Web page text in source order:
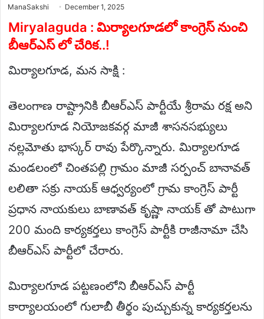
ManaSakshi Send
email
December 1, 2025
Miryalaguda : మిర్యాలగూడలో కాంగ్రెస్ నుంచి
బీఆర్ఎస్ లో చేరిక..!
మిర్యాలగూడ, మన సాక్షి :
తెలంగాణ రాష్ట్రానికి బీఆర్ఎస్ పార్టీయే శ్రీరామ రక్ష అని
మిర్యాలగూడ నియోజకవర్గ మాజీ శాసనసభ్యులు
నల్లమోతు భాస్కర్ రావు పేర్కొన్నారు. మిర్యాలగూడ
మండలంలో చింతపల్లి గ్రామం మాజీ సర్పంచ్ బానావత్
లలితా సక్రు నాయక్ ఆధ్వర్యంలో గ్రామ కాంగ్రెస్ పార్టీ
ప్రధాన నాయకులు బాణావత్ కృష్ణా నాయక్ తో పాటుగా
200 మంది కార్యకర్తలు కాంగ్రెస్ పార్టీకి రాజీనామా చేసి
బీఆర్ఎస్ పార్టీలో చేరారు.
మిర్యాలగూడ పట్టణంలోని బీఆర్ఎస్ పార్టీ
కార్యాలయంలో గులాబీ తీర్థం పుచ్చుకున్న కార్యకర్తలను